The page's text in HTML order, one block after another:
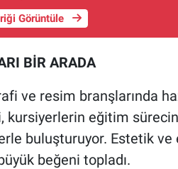
Görüntüle
BİR ARADA
ve resim branşlarında
kursiyerlerin eğitim
buluşturuyor. Estetik
beğeni topladı.